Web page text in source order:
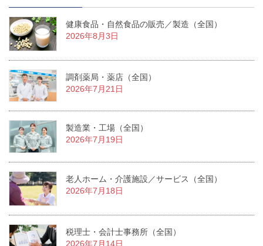
健康食品・自然食品の販売／製造（全国）
2026年8月3日
調剤薬局・薬店（全国）
2026年7月21日
製造業・工場（全国）
2026年7月19日
老人ホーム・介護施設／サービス（全国）
2026年7月18日
税理士・会計士事務所（全国）
2026年7月14日